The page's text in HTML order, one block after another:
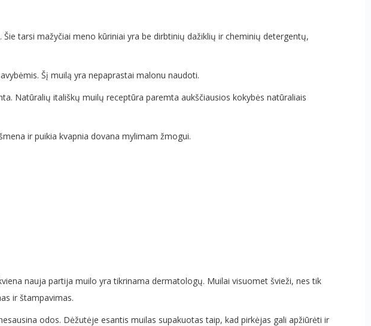
tarsi mažyčiai meno kūriniai yra be dirbtinių dažiklių ir cheminių detergentų,
Šį muilą yra nepaprastai malonu naudoti.
Natūralių itališkų muilų receptūra paremta aukščiausios kokybės natūraliais
ir puikia kvapnia dovana mylimam žmogui.
nauja partija muilo yra tikrinama dermatologų. Muilai visuomet švieži, nes tik
ir štampavimas.
odos. Dėžutėje esantis muilas supakuotas taip, kad pirkėjas gali apžiūrėti ir